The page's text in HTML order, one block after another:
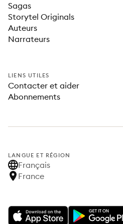
Sagas
Storytel Originals
Auteurs
Narrateurs
LIENS UTILES
Contacter et aider
Abonnements
LANGUE ET RÉGION
Français
France